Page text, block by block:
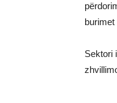
burimet
Sektori